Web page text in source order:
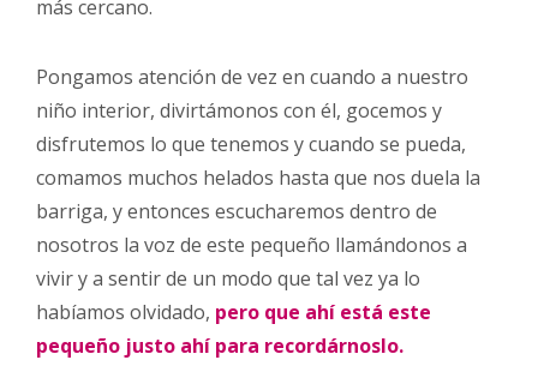
más cercano.
Pongamos atención de vez en cuando a nuestro
niño interior, divirtámonos con él, gocemos y
disfrutemos lo que tenemos y cuando se pueda,
comamos muchos helados hasta que nos duela la
barriga, y entonces escucharemos dentro de
nosotros la voz de este pequeño llamándonos a
vivir y a sentir de un modo que tal vez ya lo
habíamos olvidado, pero que ahí está este
pequeño justo ahí para recordárnoslo.